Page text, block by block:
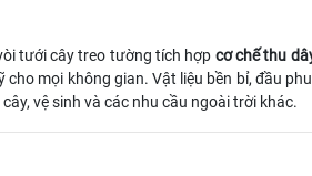
tưới cây treo tường tích hợp cơ chế thu
mọi không gian. Vật liệu bền bỉ, đầu
vệ sinh và các nhu cầu ngoài trời khác.